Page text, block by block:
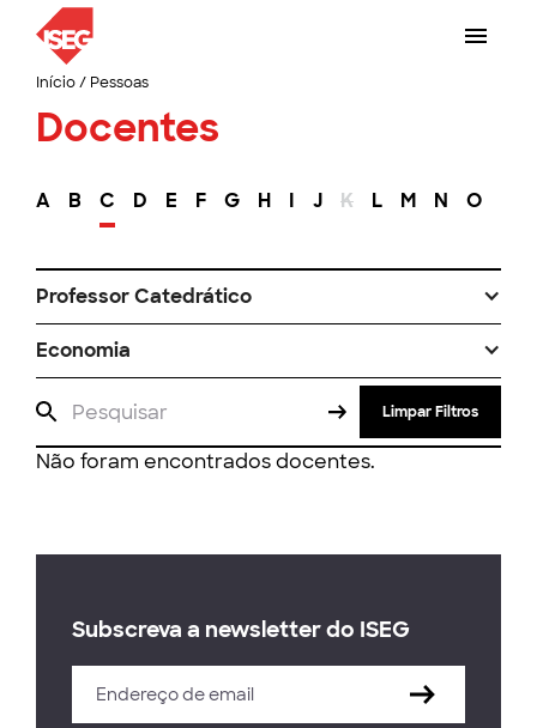
Início/ Pessoas
Docentes
A B C D E F G H I J K L M N O
Professor Catedrático
Economia
Limpar Filtros
Não foram encontrados docentes.
Subscreva a newsletter do ISEG